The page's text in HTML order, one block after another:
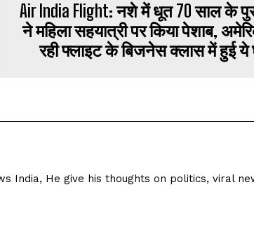
Air India Flight: नशे में धूत 70 साल के
ने महिला सहयात्री पर किया पेशाब,
रही फ्लाइट के बिजनेस क्लास में हुई ये
India, He give his thoughts on politics, viral